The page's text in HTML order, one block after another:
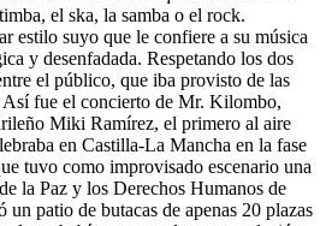
el ska, la samba o el rock.
estilo suyo que le confiere a su música
y desenfadada. Respetando los dos
el público, que iba provisto de las
Así fue el concierto de Mr. Kilombo,
Miki Ramírez, el primero al aire
en Castilla-La Mancha en la fase
tuvo como improvisado escenario una
la Paz y los Derechos Humanos de
un patio de butacas de apenas 20 plazas